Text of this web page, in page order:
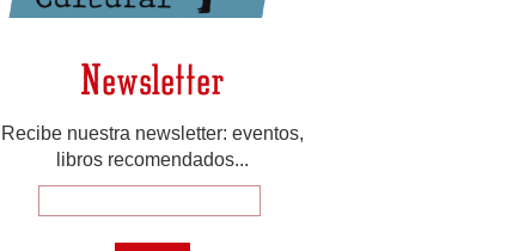
Newsletter
Recibe nuestra newsletter: eventos,
libros recomendados...